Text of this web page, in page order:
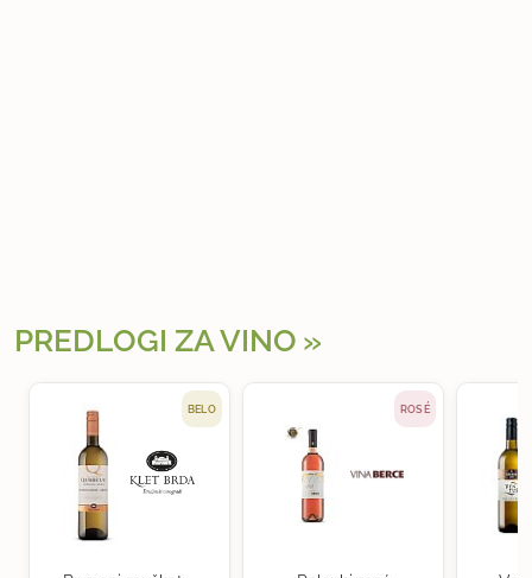
PREDLOGI ZA VINO
BELO ROSÉ